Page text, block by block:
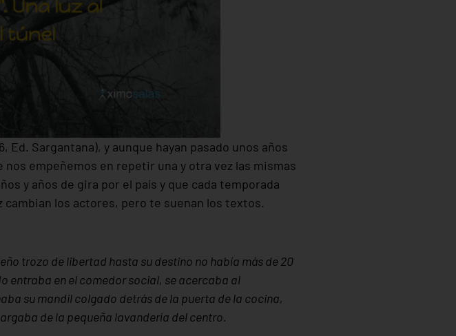
Ed. Sargantana), y aunque hayan pasado unos años
empeñemos en repetir una y otra vez las mismas
y años de gira por el país y que cada temporada
cambian los actores, pero te suenan los textos.
trozo de libertad hasta su destino no había más de 20
entraba en el comedor social, se acercaba al
su mandil colgado detrás de la puerta de la cocina,
de la pequeña lavandería del centro.